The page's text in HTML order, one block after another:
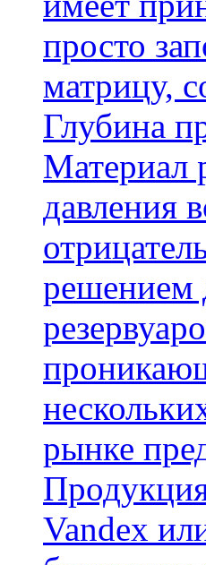
просто
матрицу,
Глубина
Материал
давления
решением
рынке
Vandex